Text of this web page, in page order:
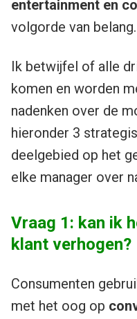
entertainment en
volgorde van belang.
Ik betwijfel of alle
komen en worden
nadenken over de
hieronder 3
deelgebied op het
elke manager over
Vraag 1: kan ik
klant verhogen?
Consumenten
met het oog op